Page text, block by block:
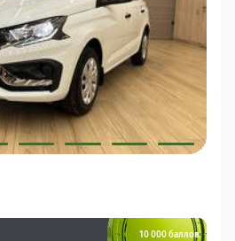
10 000 баллов